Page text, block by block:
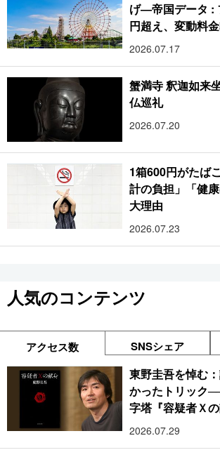
げ―帝国データ :
円超え、変動料
2026.07.17
蟹満寺 釈迦如来
仏巡礼
2026.07.20
1箱600円がたば
計の負担」「健
大理由
2026.07.23
人気のコンテンツ
アクセス数 SNSシェア
東野圭吾を悼む
かったトリック
字塔『容疑者Ｘ
2026.07.29